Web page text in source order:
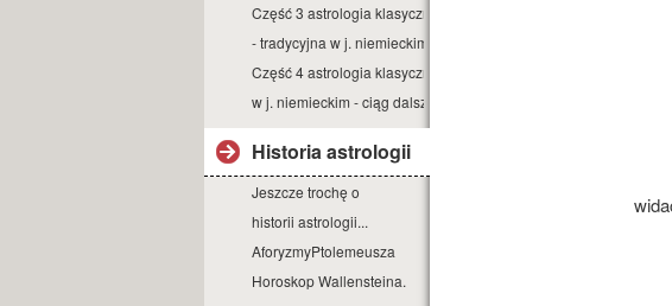
Część 3 astrologia klasyczna
- tradycyjna w j. niemieckim
Część 4 astrologia klasyczna
w j. niemieckim - ciąg dalszy
Historia astrologii
Jeszcze trochę o
historii astrologii...
AforyzmyPtolemeusza
Horoskop Wallensteina.